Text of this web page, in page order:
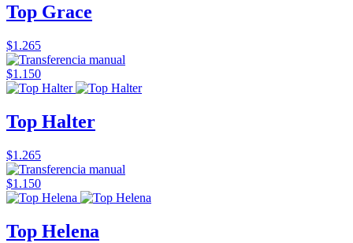
Top Grace
$1.265
$1.150
Top Halter
$1.265
$1.150
Top Helena